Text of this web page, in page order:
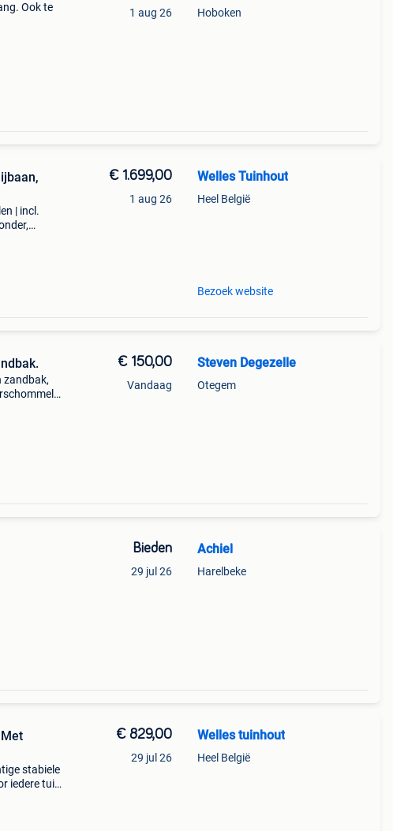
Ook te
1 aug 26 Hoboken
| incl.
€ 1.699,00
1 aug 26
Welles Tuinhout
Heel België
Bezoek website
zandbak,
€ 150,00
Vandaag
Steven Degezelle
Otegem
Bieden
29 jul 26
Achiel
Harelbeke
stabiele
iedere tuin.
€ 829,00
29 jul 26
Welles tuinhout
Heel België